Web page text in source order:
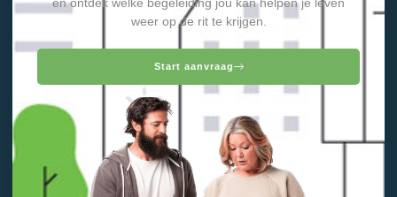
weer op de rit te krijgen.
Start aanvraag